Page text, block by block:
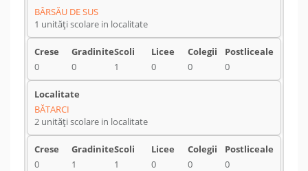
BÂRSĂU DE SUS
1 unități scolare in localitate
0 0 1 0 0 0
BĂTARCI
2 unități scolare in localitate
0 1 1 0 0 0